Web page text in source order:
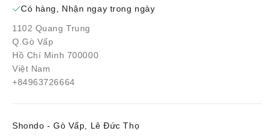
Có hàng, Nhận ngay trong ngày
1102 Quang Trung
Q.Gò Vấp
Hồ Chí Minh 700000
Việt Nam
+84963726664
Shondo - Gò Vấp, Lê Đức Thọ